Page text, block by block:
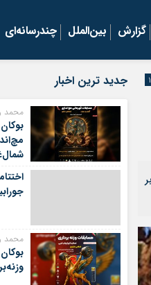
گزارش بین‌الملل چندرسانه‌ای
جدید ترین اخبار
محمد
محمد